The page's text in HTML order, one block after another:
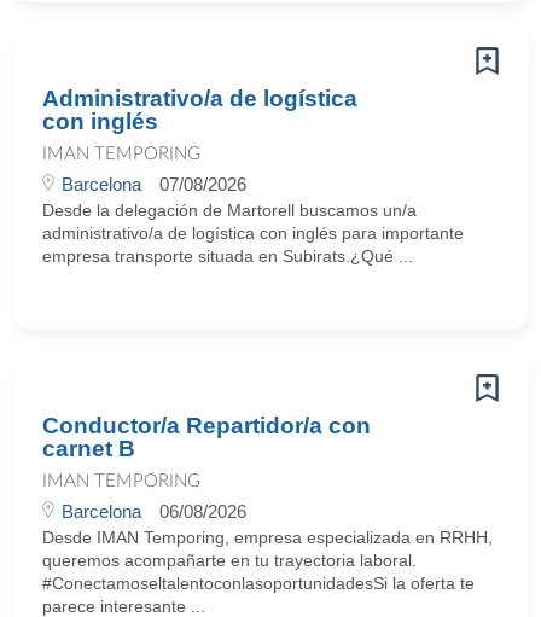
Administrativo/a de logística
con inglés
IMAN TEMPORING
Barcelona 07/08/2026
Desde la delegación de Martorell buscamos un/a
administrativo/a de logística con inglés para importante
empresa transporte situada en Subirats.¿Qué ...
Conductor/a Repartidor/a con
carnet B
IMAN TEMPORING
Barcelona 06/08/2026
Desde IMAN Temporing, empresa especializada en RRHH,
queremos acompañarte en tu trayectoria laboral.
#ConectamoseltalentoconlasoportunidadesSi la oferta te
parece interesante ...